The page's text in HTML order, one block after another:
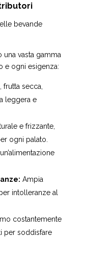
bevande
una vasta gamma
e ogni esigenza:
frutta secca,
leggera e
e frizzante,
ogni palato.
Ampia
intolleranze al
costantemente
per soddisfare